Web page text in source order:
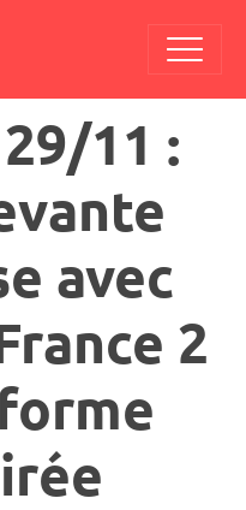
11 :
avec
2